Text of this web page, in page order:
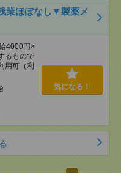
業ほぼなし▼製薬メ
4000円×
るもので
用可（利
気になる！